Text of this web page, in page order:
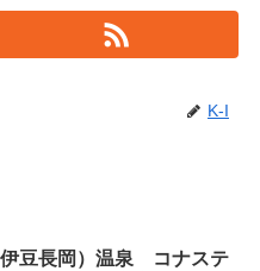
K-I
豆長岡）温泉 コナステ